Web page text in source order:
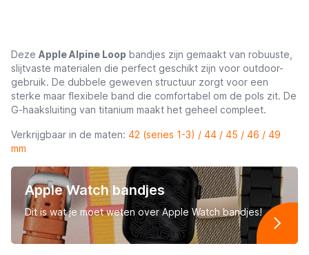
Deze Apple Alpine Loop bandjes zijn gemaakt van robuuste,
slijtvaste materialen die perfect geschikt zijn voor outdoor-
gebruik. De dubbele geweven structuur zorgt voor een
sterke maar flexibele band die comfortabel om de pols zit. De
G-haaksluiting van titanium maakt het geheel compleet.
Verkrijgbaar in de maten: 42 (series 1-3) / 44 / 45 / 46 / 49
mm
Apple Watch bandjes
Dit is wat je moet weten over Apple Watch bandjes!